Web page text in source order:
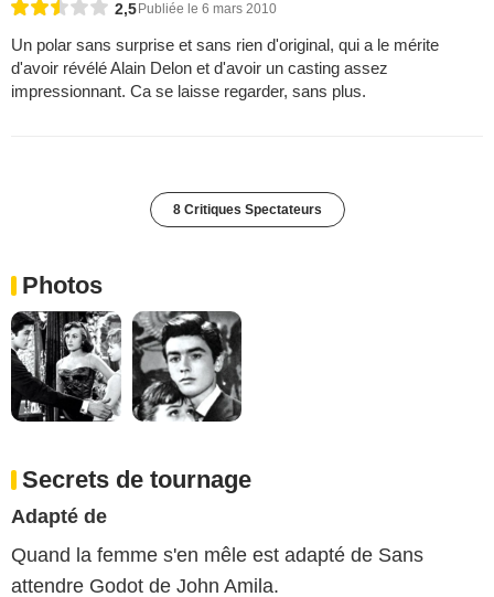
2,5 Publiée le 6 mars 2010
Un polar sans surprise et sans rien d'original, qui a le mérite
d'avoir révélé Alain Delon et d'avoir un casting assez
impressionnant. Ca se laisse regarder, sans plus.
8 Critiques Spectateurs
Photos
Secrets de tournage
Adapté de
Quand la femme s'en mêle est adapté de Sans
attendre Godot de John Amila.